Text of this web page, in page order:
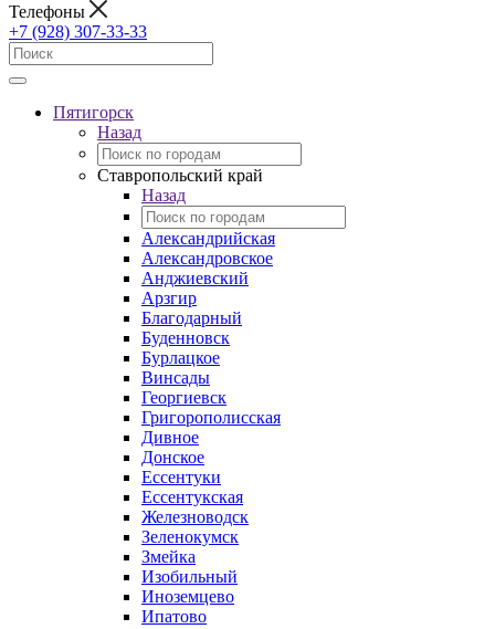
Телефоны
+7 (928) 307-33-33
Пятигорск
Назад
Ставропольский край
Назад
Александрийская
Александровское
Анджиевский
Арзгир
Благодарный
Буденновск
Бурлацкое
Винсады
Георгиевск
Григорополисская
Дивное
Донское
Ессентуки
Ессентукская
Железноводск
Зеленокумск
Змейка
Изобильный
Иноземцево
Ипатово